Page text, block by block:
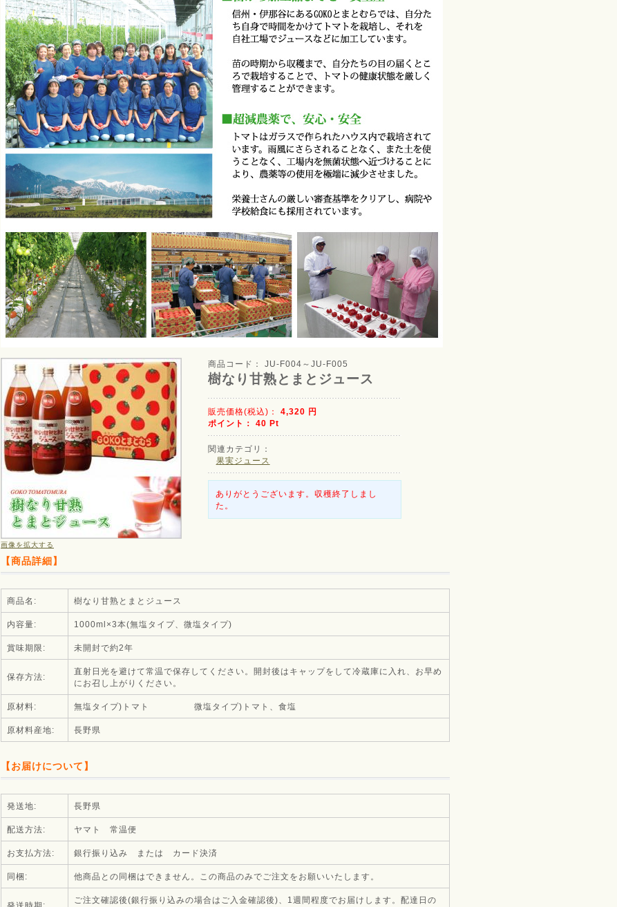
画像を拡大する
商品コード： JU-F004～JU-F005
樹なり甘熟とまとジュース
販売価格(税込)： 4,320 円
ポイント： 40 Pt
関連カテゴリ：
果実ジュース
ありがとうございます。収穫終了しまし
た。
【商品詳細】
商品名: 樹なり甘熟とまとジュース
内容量: 1000ml×3本(無塩タイプ、微塩タイプ)
賞味期限: 未開封で約2年
保存方法:
直射日光を避けて常温で保存してください。開封後はキャップをして冷蔵庫に入れ、お早め
にお召し上がりください。
原材料: 無塩タイプ)トマト 微塩タイプ)トマト、食塩
原材料産地: 長野県
【お届けについて】
発送地: 長野県
配送方法: ヤマト 常温便
お支払方法: 銀行振り込み または カード決済
同梱: 他商品との同梱はできません。この商品のみでご注文をお願いいたします。
ご注文確認後(銀行振り込みの場合はご入金確認後)、1週間程度でお届けします。配達日の